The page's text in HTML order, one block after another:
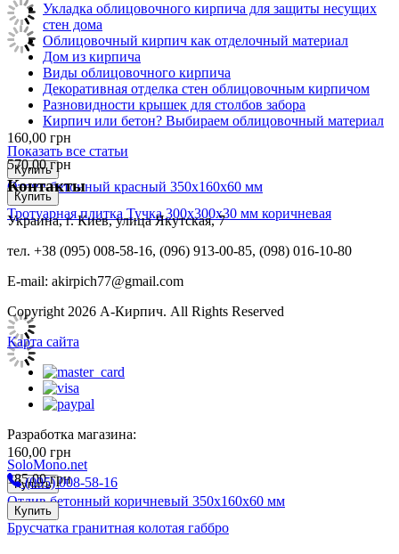
160,00 грн
Купить
Отлив бетонный красный 350х160х60 мм
160,00 грн
Купить
Отлив бетонный коричневый 350х160х60 мм
570,00грн
Купить
Тротуарная плитка Тучка 300х300х30 мм коричневая
185,00грн
Купить
Брусчатка гранитная колотая габбро
Укладка облицовочного кирпича для защиты несущих
стен дома
Облицовочный кирпич как отделочный материал
Дом из кирпича
Виды облицовочного кирпича
Декоративная отделка стен облицовочным кирпичом
Разновидности крышек для столбов забора
Кирпич или бетон? Выбираем облицовочный материал
Показать все статьи
Контакты
Украина, г. Киев, улица Якутская, 7
тел. +38 (095) 008-58-16, (096) 913-00-85, (098) 016-10-80
E-mail: akirpich77@gmail.com
Copyright 2026 А-Кирпич. All Rights Reserved
Карта сайта
Разработка магазина:
SoloMono.net
(095) 008-58-16